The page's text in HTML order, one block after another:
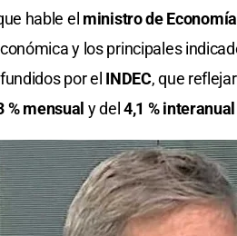
hable el ministro de
y los principales
por el INDEC, que
% mensual y del 4,1 % interanual